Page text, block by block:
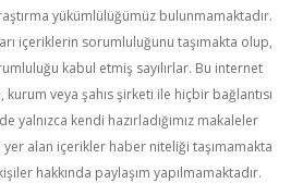
yükümlülüğümüz bulunmamaktadır.
içeriklerin sorumluluğunu taşımakta olup,
kabul etmiş sayılırlar. Bu internet
veya şahıs şirketi ile hiçbir bağlantısı
yalnızca kendi hazırladığımız makaleler
yer alan içerikler haber niteliği taşımamakta
hakkında paylaşım yapılmamaktadır.